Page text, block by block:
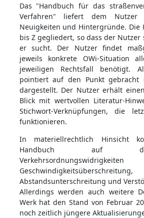
Das "Handbuch für das
Verfahren" liefert dem Nutzer
Neuigkeiten und Hintergründe. Die
bis Z gegliedert, so dass der
er sucht. Der Nutzer findet
jeweils konkrete OWi-Situation
jeweiligen Rechtsfall benötigt.
pointiert auf den Punkt gebracht
dargestellt. Der Nutzer erhält
Blick mit wertvollen Literatur-
Stichwort-Verknüpfungen, die
funktionieren.
In materiellrechtlich Hinsicht
Handbuch auf
Geschwindigkeitsüberschreitung,
Abstandsunterschreitung und
Allerdings werden auch weitere
Werk hat den Stand von Februar
noch zeitlich jüngere